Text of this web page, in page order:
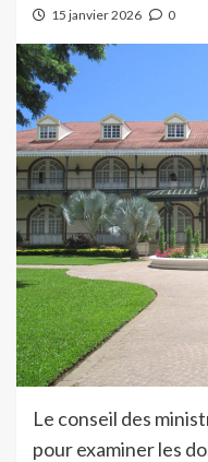
15 janvier 2026 0
Le conseil des
pour examiner les